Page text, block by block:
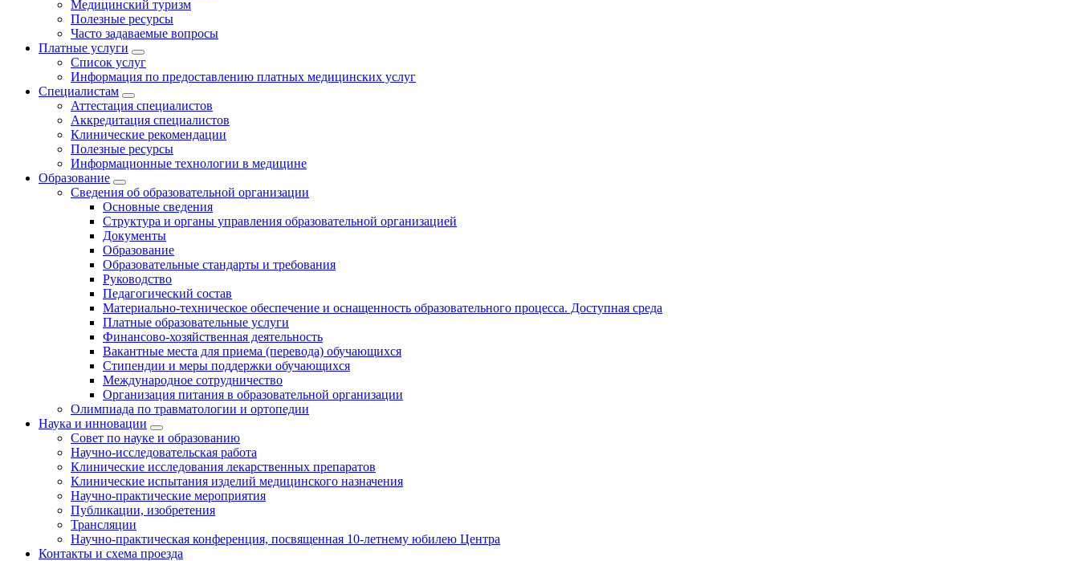
Медицинский туризм
Полезные ресурсы
Часто задаваемые вопросы
Платные услуги
Список услуг
Информация по предоставлению платных медицинских услуг
Специалистам
Аттестация специалистов
Аккредитация специалистов
Клинические рекомендации
Полезные ресурсы
Информационные технологии в медицине
Образование
Сведения об образовательной организации
Основные сведения
Структура и органы управления образовательной организацией
Документы
Образование
Образовательные стандарты и требования
Руководство
Педагогический состав
Материально-техническое обеспечение и оснащенность образовательного процесса. Доступная среда
Платные образовательные услуги
Финансово-хозяйственная деятельность
Вакантные места для приема (перевода) обучающихся
Стипендии и меры поддержки обучающихся
Международное сотрудничество
Организация питания в образовательной организации
Олимпиада по травматологии и ортопедии
Наука и инновации
Совет по науке и образованию
Научно-исследовательская работа
Клинические исследования лекарственных препаратов
Клинические испытания изделий медицинского назначения
Научно-практические мероприятия
Публикации, изобретения
Трансляции
Научно-практическая конференция, посвященная 10-летнему юбилею Центра
Контакты и схема проезда